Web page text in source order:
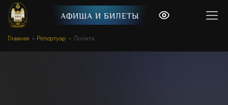
АФИША И БИЛЕТЫ
Главная Репертуар Лолита